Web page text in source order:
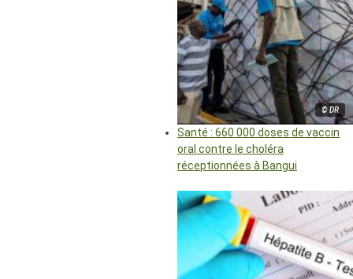
© DR
Santé : 660 000 doses de vaccin
oral contre le choléra
réceptionnées à Bangui